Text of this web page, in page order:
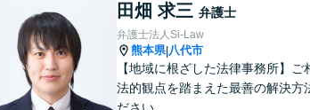
田畑 求三 弁護士
弁護士法人Si-Law
熊本県|八代市
【地域に根ざした法律事務所】
法的観点を踏まえた最善の解決方